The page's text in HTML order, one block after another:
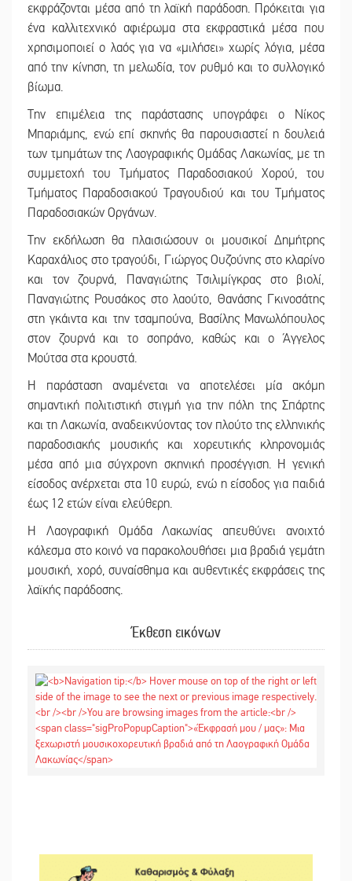
εκφράζονται μέσα από τη λαϊκή παράδοση. Πρόκειται για
ένα καλλιτεχνικό αφιέρωμα στα εκφραστικά μέσα που
χρησιμοποιεί ο λαός για να «μιλήσει» χωρίς λόγια, μέσα
από την κίνηση, τη μελωδία, τον ρυθμό και το συλλογικό
βίωμα.
Την επιμέλεια της παράστασης υπογράφει ο Νίκος
Μπαριάμης, ενώ επί σκηνής θα παρουσιαστεί η δουλειά
των τμημάτων της Λαογραφικής Ομάδας Λακωνίας, με τη
συμμετοχή του Τμήματος Παραδοσιακού Χορού, του
Τμήματος Παραδοσιακού Τραγουδιού και του Τμήματος
Παραδοσιακών Οργάνων.
Την εκδήλωση θα πλαισιώσουν οι μουσικοί Δημήτρης
Καραχάλιος στο τραγούδι, Γιώργος Ουζούνης στο κλαρίνο
και τον ζουρνά, Παναγιώτης Τσιλιμίγκρας στο βιολί,
Παναγιώτης Ρουσάκος στο λαούτο, Θανάσης Γκινοσάτης
στη γκάιντα και την τσαμπούνα, Βασίλης Μανωλόπουλος
στον ζουρνά και το σοπράνο, καθώς και ο Άγγελος
Μούτσα στα κρουστά.
Η παράσταση αναμένεται να αποτελέσει μία ακόμη
σημαντική πολιτιστική στιγμή για την πόλη της Σπάρτης
και τη Λακωνία, αναδεικνύοντας τον πλούτο της ελληνικής
παραδοσιακής μουσικής και χορευτικής κληρονομιάς
μέσα από μια σύγχρονη σκηνική προσέγγιση. Η γενική
είσοδος ανέρχεται στα 10 ευρώ, ενώ η είσοδος για παιδιά
έως 12 ετών είναι ελεύθερη.
Η Λαογραφική Ομάδα Λακωνίας απευθύνει ανοιχτό
κάλεσμα στο κοινό να παρακολουθήσει μια βραδιά γεμάτη
μουσική, χορό, συναίσθημα και αυθεντικές εκφράσεις της
λαϊκής παράδοσης.
Έκθεση εικόνων